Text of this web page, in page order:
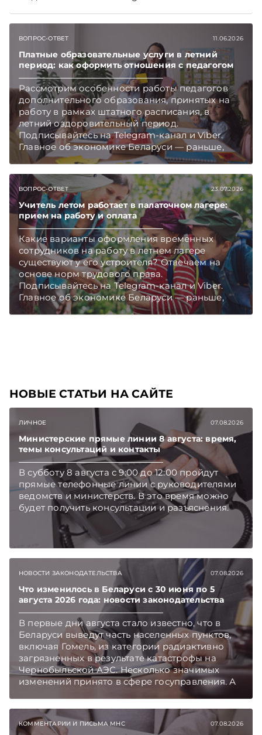
ВОПРОС-ОТВЕТ 11.06.2026
Платные образовательные услуги в летний
период: как оформить отношения с педагогом
Рассмотрим особенности работы педагогов
дополнительного образования, принятых на
работу в рамках штатного расписания, в
летний оздоровительный период.
Подписывайтесь на Telegram‑канал и Viber.
Главное об экономике Беларуси — раньше,
чем в новостях TelegramViber
ВОПРОС-ОТВЕТ 23.07.2026
Учитель летом работает в палаточном лагере:
прием на работу и оплата
Какие варианты оформления временных
сотрудников на работу в летнем лагере
существуют у его устроителя? Отвечаем на
основе норм трудового права.
Подписывайтесь на Telegram‑канал и Viber.
Главное об экономике Беларуси — раньше,
чем в новостях TelegramViber
НОВЫЕ СТАТЬИ НА САЙТЕ
ЛИЧНОЕ 07.08.2026
Министерские прямые линии 8 августа: время,
темы консультаций и контакты
В субботу 8 августа с 9:00 до 12:00 пройдут
прямые телефонные линии с руководителями
ведомств и министерств. В это время можно
будет получить консультации и разъяснения.
НОВОСТИ ЗАКОНОДАТЕЛЬСТВА 07.08.2026
Что изменилось в Беларуси с 30 июня по 5
августа 2026 года: новости законодательства
В первые дни августа стало известно, что в
Беларуси выведут часть населенных пунктов,
включая Гомель, из категории радиактивно
загрязненных в результате катастрофы на
Чернобыльской АЭС. Несколько значимых
изменений принято в сфере госуправления. А
бизнесу вновь дали надежду на сокращение
который приходится изучать ежегодно.
Очередные меры по оптимизации
КОММЕНТАРИИ И ПИСЬМА МНС 07.08.2026